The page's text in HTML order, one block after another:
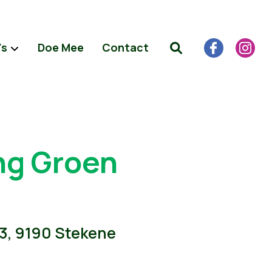
Doe Mee Contact
Groen
9190 Stekene